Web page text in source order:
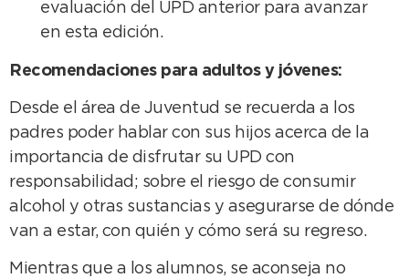
evaluación del UPD anterior para avanzar
en esta edición.
Recomendaciones para adultos y jóvenes:
Desde el área de Juventud se recuerda a los
padres poder hablar con sus hijos acerca de la
importancia de disfrutar su UPD con
responsabilidad; sobre el riesgo de consumir
alcohol y otras sustancias y asegurarse de dónde
van a estar, con quién y cómo será su regreso.
Mientras que a los alumnos, se aconseja no